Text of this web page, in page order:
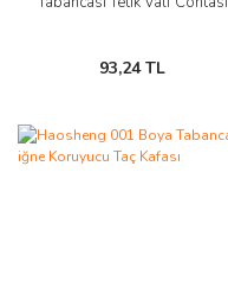
93,24 TL